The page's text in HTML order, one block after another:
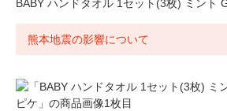
BABY ハンドタオル 1セット(3枚) ミント
熊本地震の影響について